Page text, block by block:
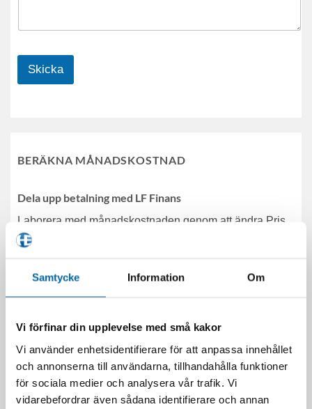
Samtycke Information Om
Vi förfinar din upplevelse med små kakor
Vi använder enhetsidentifierare för att anpassa innehållet
och annonserna till användarna, tillhandahålla funktioner
för sociala medier och analysera vår trafik. Vi
vidarebefordrar även sådana identifierare och annan
Skicka
BERÄKNA MÅNADSKOSTNAD
Dela upp betalning med LF Finans
Laborera med månadskostnaden genom att ändra Pris,
Kontantinsats, Avbetalningstid och Ränta.